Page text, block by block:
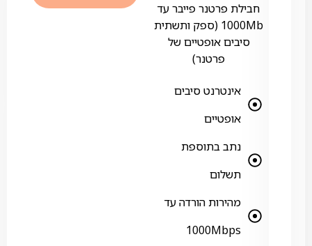
חבילת פרטנר פייבר עד
1000Mb (ספק ותשתית
סיבים אופטיים של
פרטנר)
אינטרנט סיבים
אופטיים
נתב בתוספת
תשלום
מהירות הורדה עד
1000Mbps